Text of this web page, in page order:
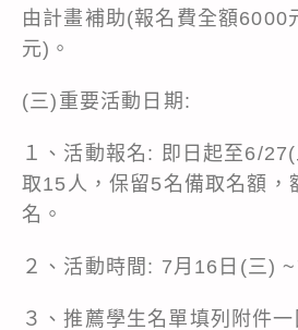
由計畫補助(報名費全額6000
元)。
(三)重要活動日期:
１、活動報名: 即日起至6/
取15人，保留5名備取名額，
名。
２、活動時間: 7月16日(三)
３、推薦學生名單填列附件